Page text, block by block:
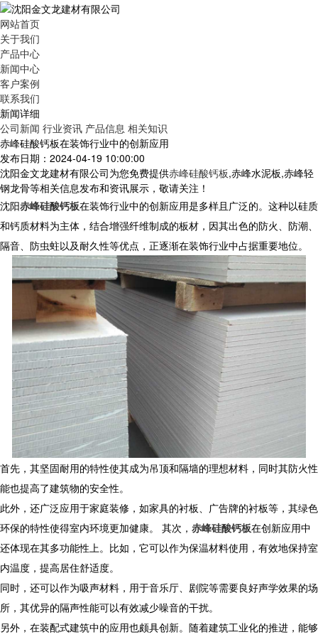
网站首页
关于我们
产品中心
新闻中心
客户案例
联系我们
新闻详细
公司新闻 行业资讯 产品信息 相关知识
赤峰硅酸钙板在装饰行业中的创新应用
发布日期：2024-04-19 10:00:00
沈阳金文龙建材有限公司为您免费提供赤峰硅酸钙板,赤峰水泥板,赤峰轻
钢龙骨等相关信息发布和资讯展示，敬请关注！
沈阳赤峰硅酸钙板在装饰行业中的创新应用是多样且广泛的。这种以硅质
和钙质材料为主体，结合增强纤维制成的板材，因其出色的防火、防潮、
隔音、防虫蛀以及耐久性等优点，正逐渐在装饰行业中占据重要地位。
首先，其坚固耐用的特性使其成为吊顶和隔墙的理想材料，同时其防火性
能也提高了建筑物的安全性。
此外，还广泛应用于家庭装修，如家具的衬板、广告牌的衬板等，其绿色
环保的特性使得室内环境更加健康。 其次， 赤峰硅酸钙板在创新应用中
还体现在其多功能性上。比如，它可以作为保温材料使用，有效地保持室
内温度，提高居住舒适度。
同时，还可以作为吸声材料，用于音乐厅、剧院等需要良好声学效果的场
所，其优异的隔声性能可以有效减少噪音的干扰。
另外，在装配式建筑中的应用也颇具创新。随着建筑工业化的推进，能够